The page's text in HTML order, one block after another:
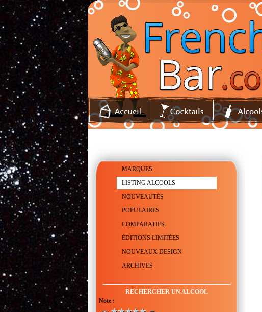
MARQUES
LISTING ALCOOLS
NOUVEAUTÉS
POPULAIRES
COMPARATIFS
ÉDITIONS LIMITÉES
NOUVEAUX DESIGN
ARCHIVES
RECHERCHER UN ALCOOL
Note :